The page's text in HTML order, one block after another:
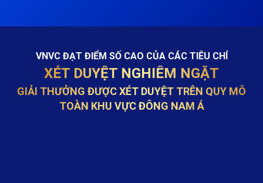
VNVC ĐẠT ĐIỂM SỐ CAO CỦA CÁC TIÊU CHÍ
XÉT DUYỆT NGHIÊM NGẶT
GIẢI THƯỞNG ĐƯỢC XÉT DUYỆT TRÊN QUY MÔ
TOÀN KHU VỰC ĐÔNG NAM Á